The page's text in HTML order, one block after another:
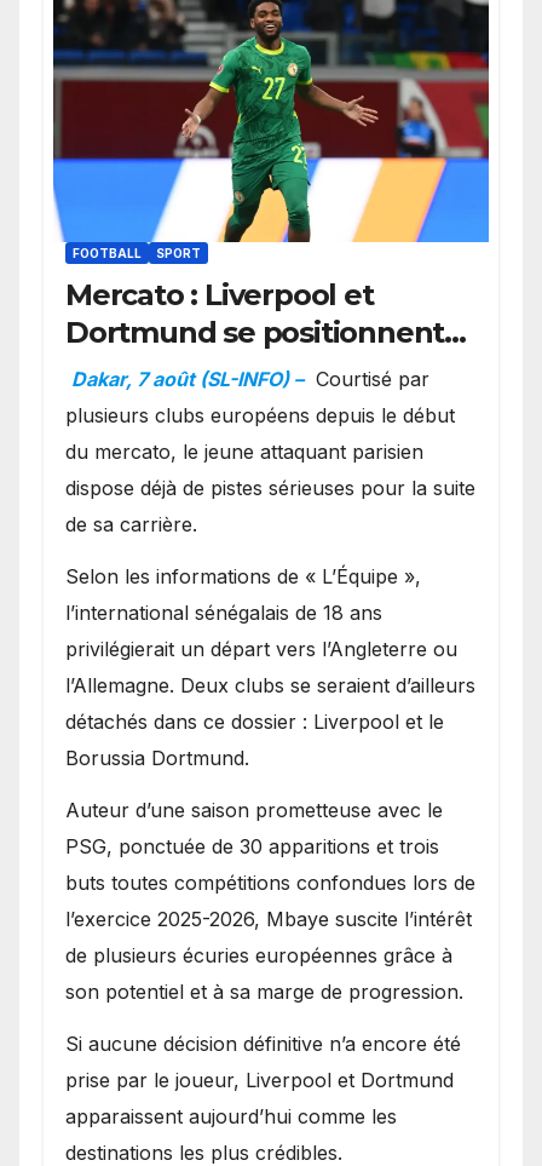
FOOTBALL SPORT
Mercato : Liverpool et
Dortmund se positionnent
en favoris pour recruter
Ibrahim Mbaye
Dakar, 7 août (SL-INFO) – Courtisé par
plusieurs clubs européens depuis le début
du mercato, le jeune attaquant parisien
dispose déjà de pistes sérieuses pour la suite
de sa carrière.
Selon les informations de « L’Équipe »,
l’international sénégalais de 18 ans
privilégierait un départ vers l’Angleterre ou
l’Allemagne. Deux clubs se seraient d’ailleurs
détachés dans ce dossier : Liverpool et le
Borussia Dortmund.
Auteur d’une saison prometteuse avec le
PSG, ponctuée de 30 apparitions et trois
buts toutes compétitions confondues lors de
l’exercice 2025-2026, Mbaye suscite l’intérêt
de plusieurs écuries européennes grâce à
son potentiel et à sa marge de progression.
Si aucune décision définitive n’a encore été
prise par le joueur, Liverpool et Dortmund
apparaissent aujourd’hui comme les
destinations les plus crédibles.